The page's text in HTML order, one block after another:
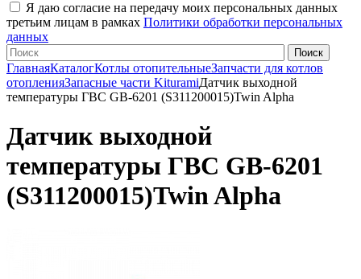
Я даю согласие на передачу моих персональных данных
третьим лицам в рамках Политики обработки персональных
данных
ГлавнаяКаталогКотлы отопительныеЗапчасти для котлов
отопленияЗапасные части KituramiДатчик выходной
температуры ГВС GB-6201 (S311200015)Twin Alpha
Датчик выходной
температуры ГВС GB-6201
(S311200015)Twin Alpha